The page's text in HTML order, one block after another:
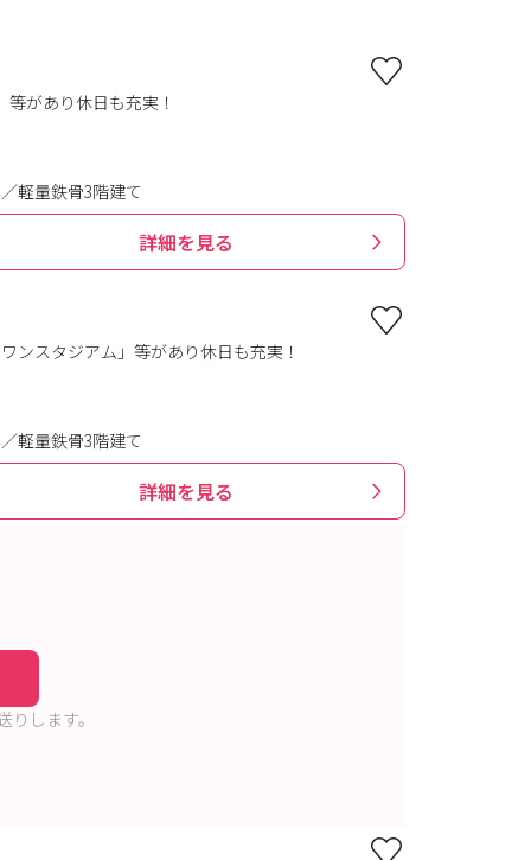
があり休日も充実！
軽量鉄骨3階建て
詳細を見る
ンスタジアム」等があり休日も充実！
軽量鉄骨3階建て
詳細を見る
します。